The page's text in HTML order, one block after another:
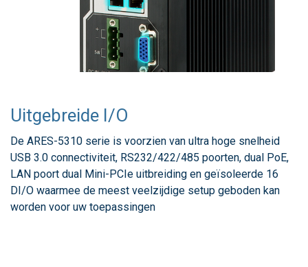
Uitgebreide I/O
De ARES-5310 serie is voorzien van ultra hoge snelheid
USB 3.0 connectiviteit, RS232/422/485 poorten, dual PoE,
LAN poort dual Mini-PCIe uitbreiding en geïsoleerde 16
DI/O waarmee de meest veelzijdige setup geboden kan
worden voor uw toepassingen